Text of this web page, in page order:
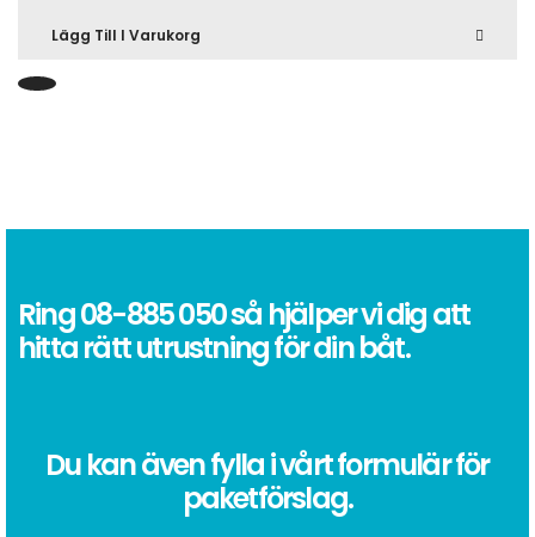
Lägg Till I Varukorg
Ring08-885 050så hjälper vi dig att
hitta rätt utrustning för din båt.
Du kan även fylla i vårt formulär för
paketförslag.